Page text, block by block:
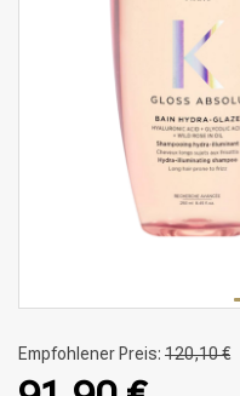
Empfohlener Preis: 120,10 €